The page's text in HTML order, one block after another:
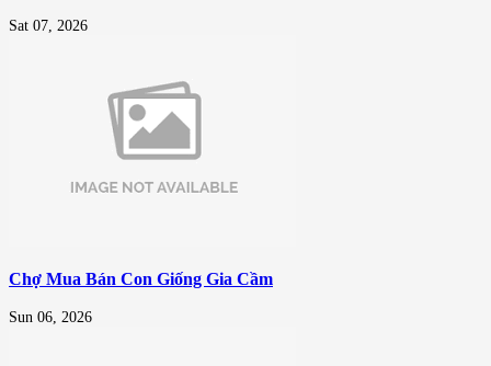
Sat 07, 2026
Chợ Mua Bán Con Giống Gia Cầm
Sun 06, 2026